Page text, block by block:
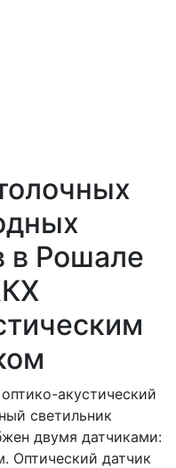
в Рошале
акустический
светильник
двумя датчиками:
Оптический датчик